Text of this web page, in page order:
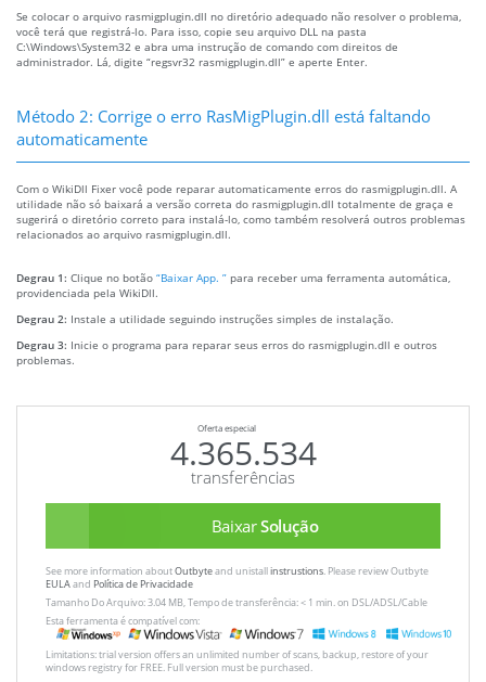
Se colocar o arquivo rasmigplugin.dll no diretório adequado não resolver o problema,
você terá que registrá-lo. Para isso, copie seu arquivo DLL na pasta
C:\Windows\System32 e abra uma instrução de comando com direitos de
administrador. Lá, digite “regsvr32 rasmigplugin.dll” e aperte Enter.
Método 2: Corrige o erro RasMigPlugin.dll está faltando
automaticamente
Com o WikiDll Fixer você pode reparar automaticamente erros do rasmigplugin.dll. A
utilidade não só baixará a versão correta do rasmigplugin.dll totalmente de graça e
sugerirá o diretório correto para instalá-lo, como também resolverá outros problemas
relacionados ao arquivo rasmigplugin.dll.
Degrau 1: Clique no botão “Baixar App. ” para receber uma ferramenta automática,
providenciada pela WikiDll.
Degrau 2: Instale a utilidade seguindo instruções simples de instalação.
Degrau 3: Inicie o programa para reparar seus erros do rasmigplugin.dll e outros
problemas.
Oferta especial
4.365.534
transferências
BaixarSolução
See more information aboutOutbyteand unistallinstrustions. Please review Outbyte
EULAand Política de Privacidade
Tamanho Do Arquivo: 3.04 MB, Tempo de transferência: < 1 min. on DSL/ADSL/Cable
Esta ferramenta é compatível com:
Limitations: trial version offers an unlimited number of scans, backup, restore of your
windows registry for FREE. Full version must be purchased.